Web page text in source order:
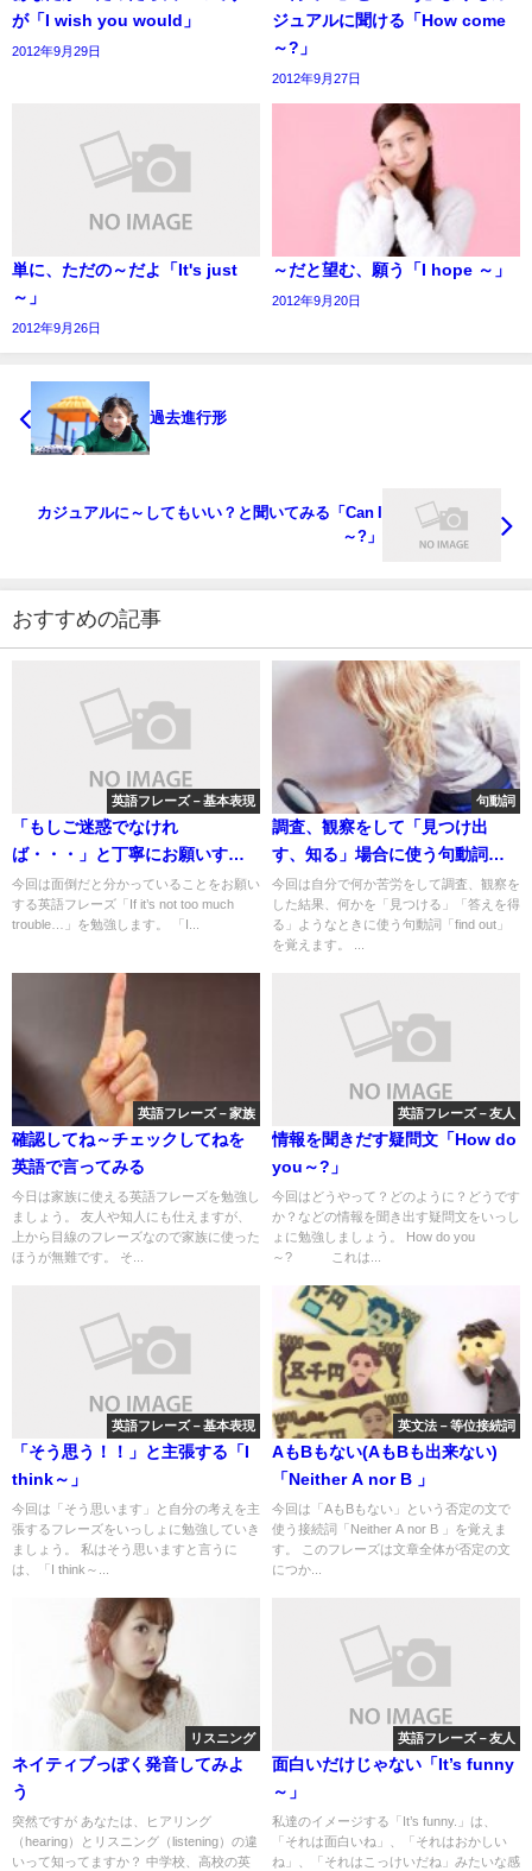
が「I wish you would」
2012年9月29日
ジュアルに聞ける「How come
～?」
2012年9月27日
単に、ただの～だよ「It's just
～」
2012年9月26日
～だと望む、願う「I hope ～」
2012年9月20日
過去進行形
カジュアルに～してもいい？と聞いてみる「Can I
～?」
おすすめの記事
英語フレーズ－基本表現
「もしご迷惑でなけれ
ば・・・」と丁寧にお願いする
「If it’s not too much
trouble…」
今回は面倒だと分かっていることをお願い
する英語フレーズ「If it’s not too much
trouble…」を勉強します。 「I...
句動詞
調査、観察をして「見つけ出
す、知る」場合に使う句動詞
「find out」
今回は自分で何か苦労をして調査、観察を
した結果、何かを「見つける」「答えを得
る」ようなときに使う句動詞「find out」
を覚えます。 ...
英語フレーズ－家族
確認してね～チェックしてねを
英語で言ってみる
今日は家族に使える英語フレーズを勉強し
ましょう。 友人や知人にも仕えますが、
上から目線のフレーズなので家族に使った
ほうが無難です。 そ...
英語フレーズ－友人
情報を聞きだす疑問文「How do
you～?」
今回はどうやって？どのように？どうです
か？などの情報を聞き出す疑問文をいっし
ょに勉強しましょう。 How do you
～? これは...
英語フレーズ－基本表現
「そう思う！！」と主張する「I
think～」
今回は「そう思います」と自分の考えを主
張するフレーズをいっしょに勉強していき
ましょう。 私はそう思いますと言うに
は、「I think～...
英文法－等位接続詞
AもBもない(AもBも出来ない)
「Neither A nor B 」
今回は「AもBもない」という否定の文で
使う接続詞「Neither A nor B 」を覚えま
す。 このフレーズは文章全体が否定の文
につか...
リスニング
ネイティブっぽく発音してみよ
う
突然ですが あなたは、ヒアリング
（hearing）とリスニング（listening）の違
いって知ってますか？ 中学校、高校の英
英語フレーズ－友人
面白いだけじゃない「It’s funny
～」
私達のイメージする「It’s funny.」は、
「それは面白いね」、「それはおかしい
ね」、「それはこっけいだね」みたいな感